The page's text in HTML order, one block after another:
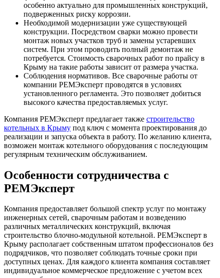
особенно актуально для промышленных конструкций,
подверженных риску коррозии.
Необходимой модернизации уже существующей
конструкции. Посредством сварки можно провести
монтаж новых участков труб и замены устаревших
систем. При этом проводить полный демонтаж не
потребуется. Стоимость сварочных работ по прайсу в
Крыму на такие работы зависит от размера участка.
Соблюдения нормативов. Все сварочные работы от
компании РЕМЭксперт проводятся в условиях
установленного регламента. Это позволяет добиться
высокого качества предоставляемых услуг.
Компания РЕМЭксперт предлагает также строительство
котельных в Крыму под ключ с момента проектирования до
реализации и запуска объекта в работу. По желанию клиента,
возможен монтаж котельного оборудования с последующим
регулярным техническим обслуживанием.
Особенности сотрудничества с
РЕМЭксперт
Компания предоставляет большой спектр услуг по монтажу
инженерных сетей, сварочным работам и возведению
различных металлических конструкций, включая
строительство блочно-модульной котельной. РЕМЭксперт в
Крыму располагает собственным штатом профессионалов без
подрядчиков, что позволяет соблюдать точные сроки при
доступных ценах. Для каждого клиента компания составляет
индивидуальное коммерческое предложение с учетом всех